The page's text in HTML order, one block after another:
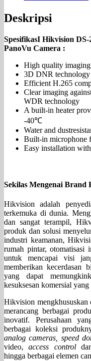
Deskripsi
SpesifikasI Hikvision
PanoVu Camera :
High quality
3D DNR technology
Efficient H.265
Clear imaging
WDR technology
A built-in heater
-40℃
Water and
Built-in microphone
Easy installation
Sekilas Mengenai Brand
Hikvision adalah
terkemuka di dunia.
dan sangat terampil,
produk dan solusi
industri keamanan,
rumah pintar, otomatisasi
untuk mencapai visi
memberikan kecerdasan
yang dapat
kesuksesan komersial yang
Hikvision mengkhususkan
merancang berbagai
inovatif. Perusahaan
berbagai koleksi
analog cameras, speed
video,access control
hingga berbagai elemen